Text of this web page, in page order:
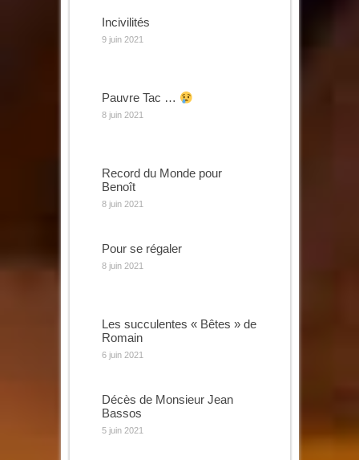
Incivilités
9 juin 2021
Pauvre Tac …
8 juin 2021
Record du Monde pour
Benoît
8 juin 2021
Pour se régaler
8 juin 2021
Les succulentes « Bêtes » de
Romain
6 juin 2021
Décès de Monsieur Jean
Bassos
5 juin 2021